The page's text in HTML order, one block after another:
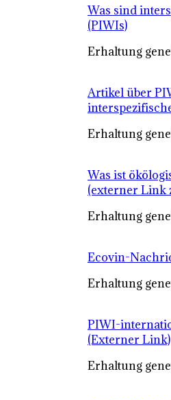
Was sind
(PIWIs)
Erhaltung
Artikel über
Erhaltung
Was ist
(externer Link
Erhaltung
Ecovin-
Erhaltung
PIWI-
(Externer Link)
Erhaltung